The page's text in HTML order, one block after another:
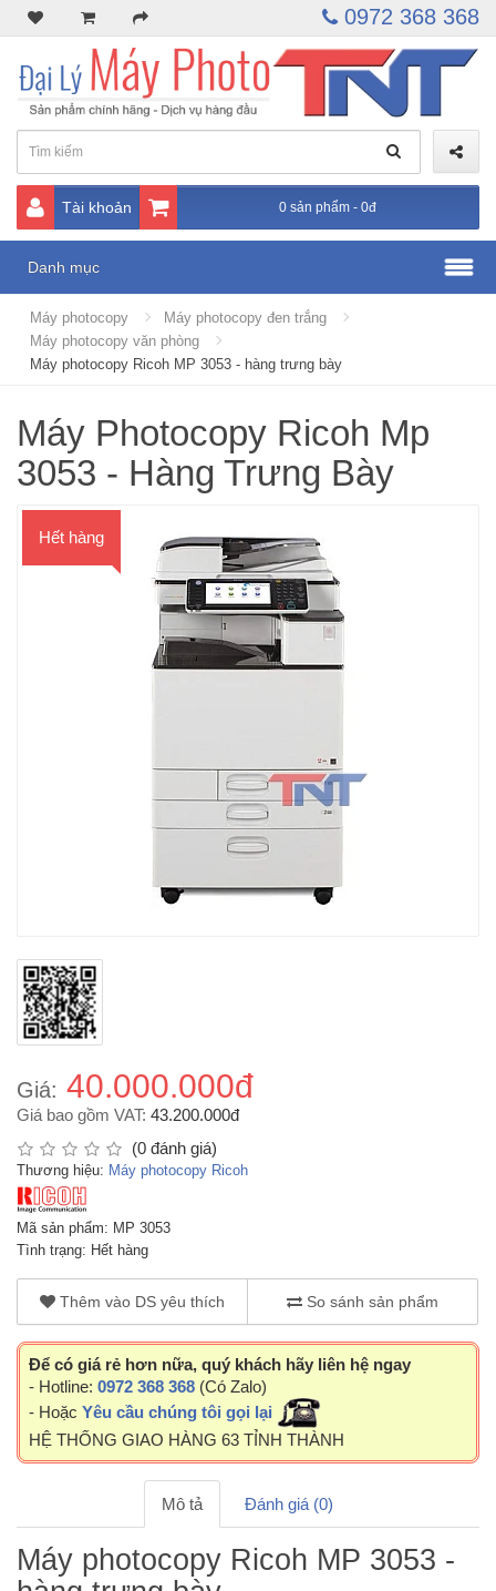
0972 368 368
Tài khoản 0 sản phẩm - 0đ
Danh mục
Máy photocopy
Máy photocopy đen trắng
Máy photocopy văn phòng
Máy photocopy Ricoh MP 3053 - hàng trưng bày
Máy Photocopy Ricoh Mp
3053 - Hàng Trưng Bày
Hết hàng
Giá: 40.000.000đ
Giá bao gồm VAT: 43.200.000đ
(0 đánh giá)
Thương hiệu: Máy photocopy Ricoh
Mã sản phẩm: MP 3053
Tình trạng: Hết hàng
Thêm vào DS yêu thích So sánh sản phẩm
Để có giá rẻ hơn nữa, quý khách hãy liên hệ ngay
- Hotline: 0972 368 368 (Có Zalo)
- Hoặc Yêu cầu chúng tôi gọi lại
HỆ THỐNG GIAO HÀNG 63 TỈNH THÀNH
Mô tả Đánh giá (0)
Máy photocopy Ricoh MP 3053 -